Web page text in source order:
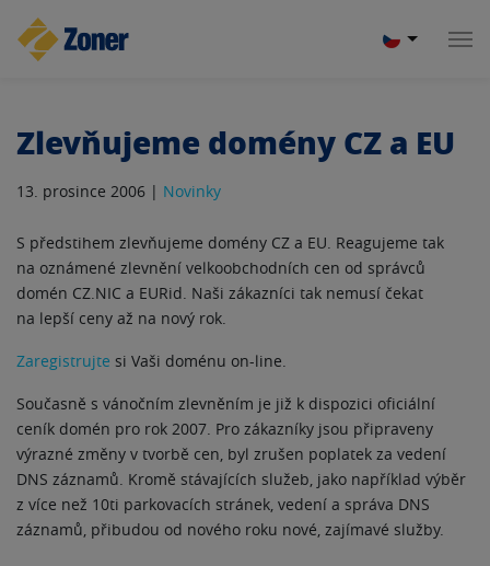
Zlevňujeme domény CZ a EU
13. prosince 2006 | Novinky
S předstihem zlevňujeme domény CZ a EU. Reagujeme tak
na oznámené zlevnění velkoobchodních cen od správců
domén CZ.NIC a EURid. Naši zákazníci tak nemusí čekat
na lepší ceny až na nový rok.
Zaregistrujte si Vaši doménu on-line.
Současně s vánočním zlevněním je již k dispozici oficiální
ceník domén pro rok 2007. Pro zákazníky jsou připraveny
výrazné změny v tvorbě cen, byl zrušen poplatek za vedení
DNS záznamů. Kromě stávajících služeb, jako například výběr
z více než 10ti parkovacích stránek, vedení a správa DNS
záznamů, přibudou od nového roku nové, zajímavé služby.